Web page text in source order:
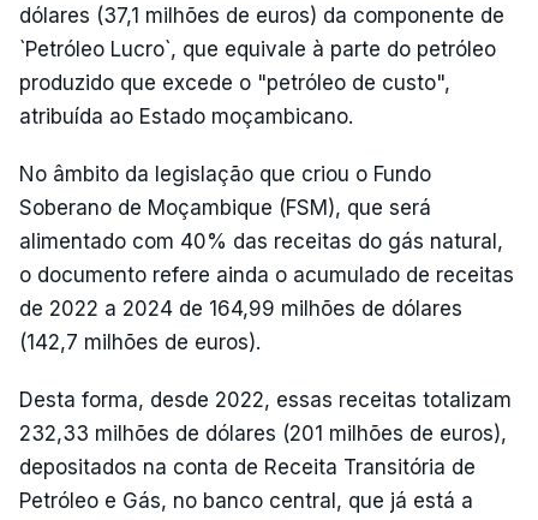
dólares (37,1 milhões de euros) da componente de
`Petróleo Lucro`, que equivale à parte do petróleo
produzido que excede o "petróleo de custo",
atribuída ao Estado moçambicano.
No âmbito da legislação que criou o Fundo
Soberano de Moçambique (FSM), que será
alimentado com 40% das receitas do gás natural,
o documento refere ainda o acumulado de receitas
de 2022 a 2024 de 164,99 milhões de dólares
(142,7 milhões de euros).
Desta forma, desde 2022, essas receitas totalizam
232,33 milhões de dólares (201 milhões de euros),
depositados na conta de Receita Transitória de
Petróleo e Gás, no banco central, que já está a